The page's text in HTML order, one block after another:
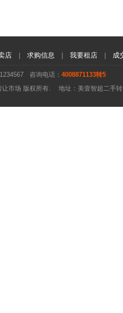
店 求购信息 我要租店 成
咨询电话： 4008871133转5
让市场 版权所有. 地址：美壹智超二手